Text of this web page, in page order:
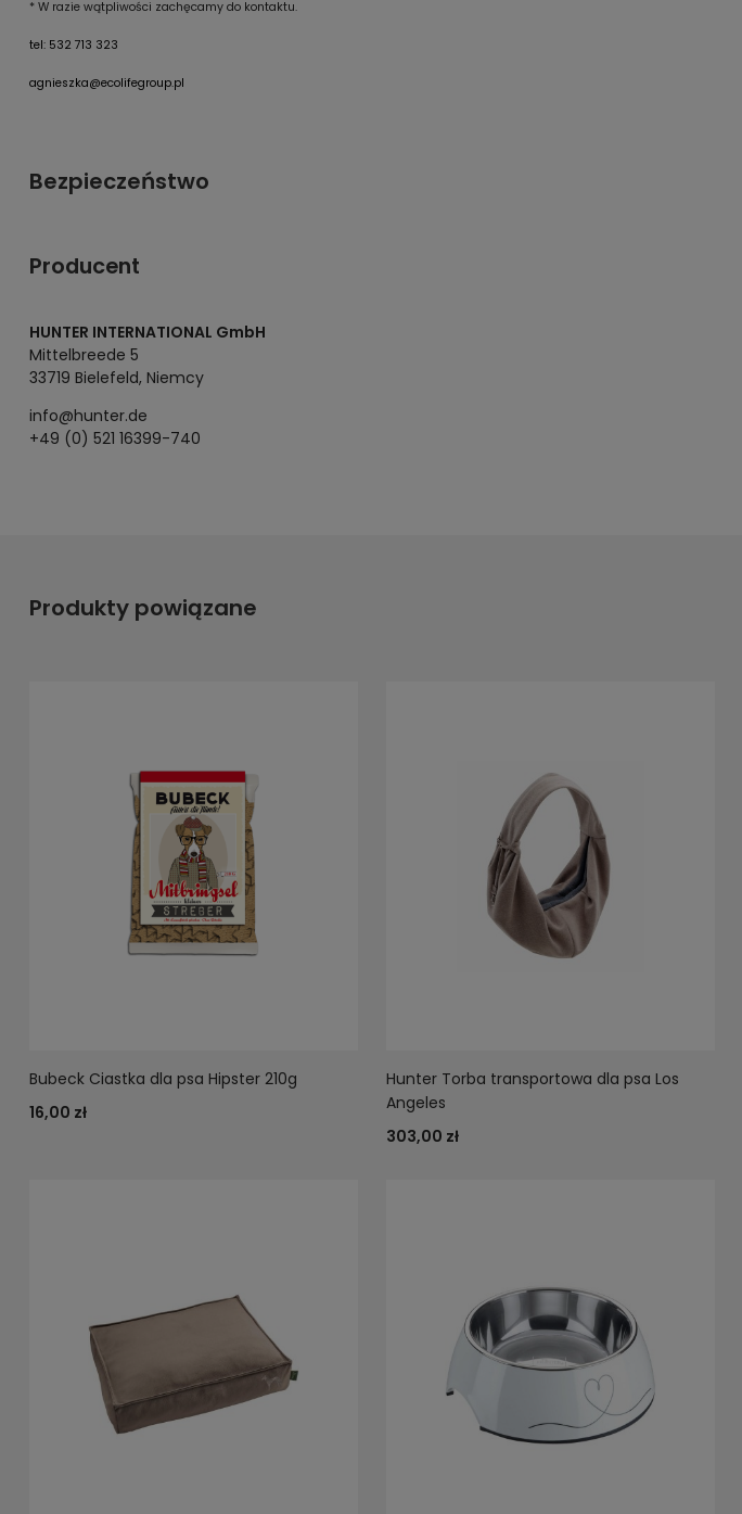
* W razie wątpliwości zachęcamy do kontaktu.
tel: 532 713 323
agnieszka@ecolifegroup.pl
Bezpieczeństwo
Producent
HUNTER INTERNATIONAL GmbH
Mittelbreede 5
33719 Bielefeld, Niemcy
info@hunter.de
+49 (0) 521 16399-740
Produkty powiązane
Bubeck Ciastka dla psa Hipster 210g
16,00 zł
Hunter Torba transportowa dla psa Los
Angeles
303,00 zł